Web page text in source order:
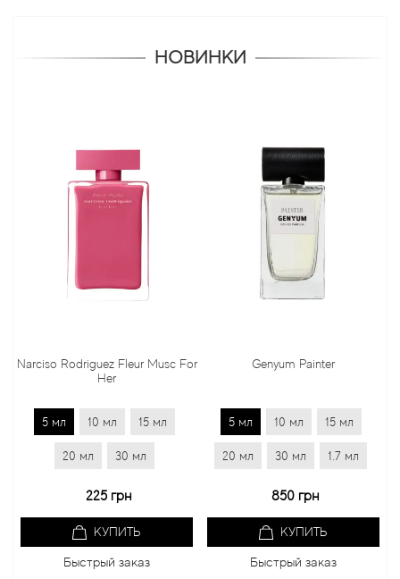
НОВИНКИ
Narciso Rodriguez Fleur Musc For
Her
5 мл 10 мл 15 мл
20 мл 30 мл
225 грн
КУПИТЬ
Быстрый заказ
Genyum Painter
5 мл 10 мл 15 мл
20 мл 30 мл 1.7 мл
850 грн
КУПИТЬ
Быстрый заказ